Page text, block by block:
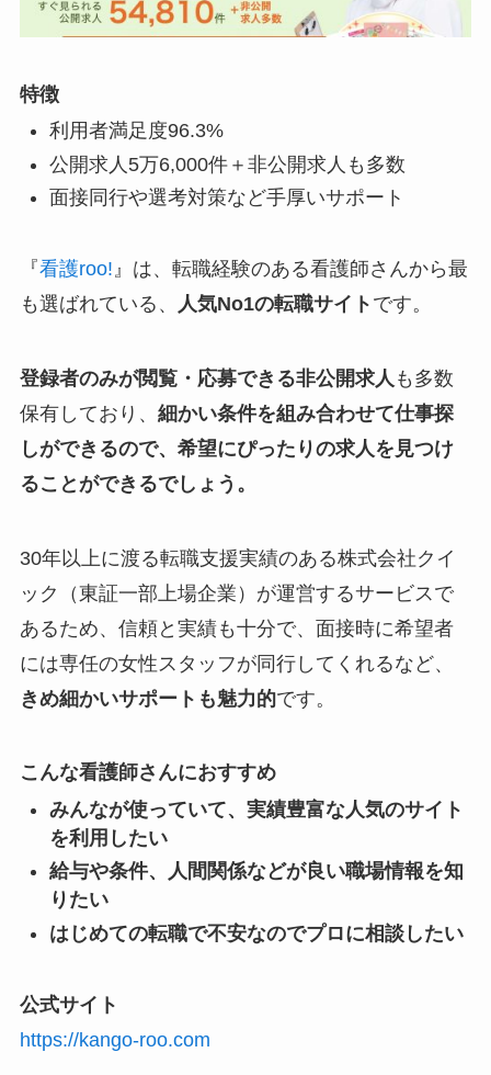
特徴
利用者満足度96.3%
公開求人5万6,000件＋非公開求人も多数
面接同行や選考対策など手厚いサポート
『看護roo! 』は、転職経験のある看護師さんから最
も選ばれている、
人気No1の転職サイト です。
登録者のみが閲覧・応募できる非公開求人 も多数
保有しており、 細かい条件を組み合わせて仕事探
しができるので、希望にぴったりの求人を見つけ
ることができるでしょう。
30年以上に渡る転職支援実績のある株式会社クイ
ック（東証一部上場企業）が運営するサービスで
あるため、信頼と実績も十分で、面接時に希望者
には専任の女性スタッフが同行してくれるなど、
きめ細かいサポートも魅力的です。
こんな看護師さんにおすすめ
みんなが使っていて、実績豊富な人気のサイト
を利用したい
給与や条件、人間関係などが良い職場情報を知
りたい
はじめての転職で不安なのでプロに相談したい
公式サイト
https://kango-roo.com